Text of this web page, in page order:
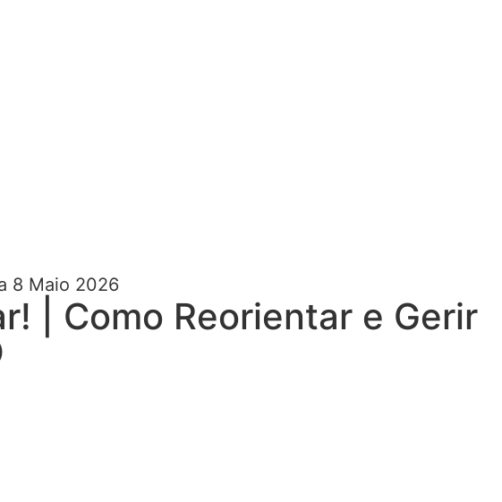
8 Maio 2026
| Como Reorientar e Gerir